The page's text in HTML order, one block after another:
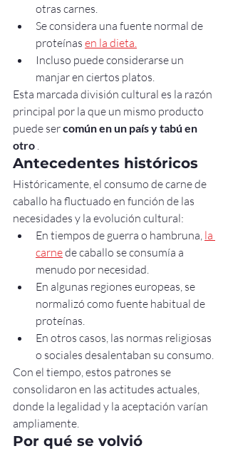
otras carnes.
Se considera una fuente normal de
proteínas en la dieta.
Incluso puede considerarse un
manjar en ciertos platos.
Esta marcada división cultural es la razón
principal por la que un mismo producto
puede ser común en un país y tabú en
otro .
Antecedentes históricos
Históricamente, el consumo de carne de
caballo ha fluctuado en función de las
necesidades y la evolución cultural:
En tiempos de guerra o hambruna, la
carne de caballo se consumía a
menudo por necesidad.
En algunas regiones europeas, se
normalizó como fuente habitual de
proteínas.
En otros casos, las normas religiosas
o sociales desalentaban su consumo.
Con el tiempo, estos patrones se
consolidaron en las actitudes actuales,
donde la legalidad y la aceptación varían
ampliamente.
Por qué se volvió